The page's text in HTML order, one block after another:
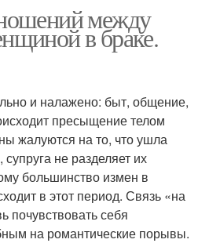
между
в браке.
и налажено: быт, общение,
пресыщение телом
жалуются на то, что ушла
не разделяет их
большинство измен в
в этот период. Связь «на
почувствовать себя
на романтические порывы.